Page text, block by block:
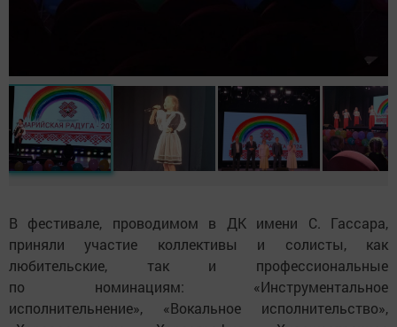
В фестивале, проводимом в ДК имени С. Гассара,
приняли участие коллективы и солисты, как
любительские, так и профессиональные
по номинациям: «Инструментальное
исполнительнение», «Вокальное исполнительство»,